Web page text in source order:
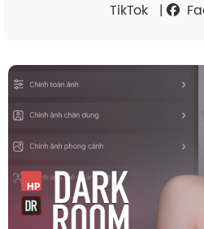
TikTok
|